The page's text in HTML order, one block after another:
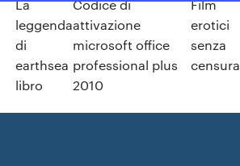
La
leggenda
di
earthsea
libro
Codice di
attivazione
microsoft office
professional plus
2010
Film
erotici
senza
censura